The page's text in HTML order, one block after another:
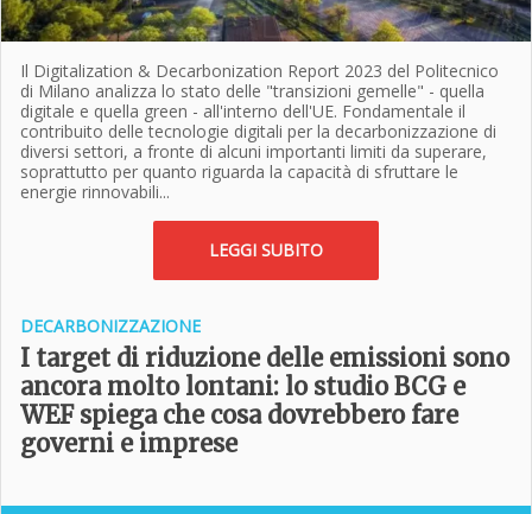
Il Digitalization & Decarbonization Report 2023 del Politecnico
di Milano analizza lo stato delle "transizioni gemelle" - quella
digitale e quella green - all'interno dell'UE. Fondamentale il
contribuito delle tecnologie digitali per la decarbonizzazione di
diversi settori, a fronte di alcuni importanti limiti da superare,
soprattutto per quanto riguarda la capacità di sfruttare le
energie rinnovabili...
LEGGI SUBITO
DECARBONIZZAZIONE
I target di riduzione delle emissioni sono
ancora molto lontani: lo studio BCG e
WEF spiega che cosa dovrebbero fare
governi e imprese